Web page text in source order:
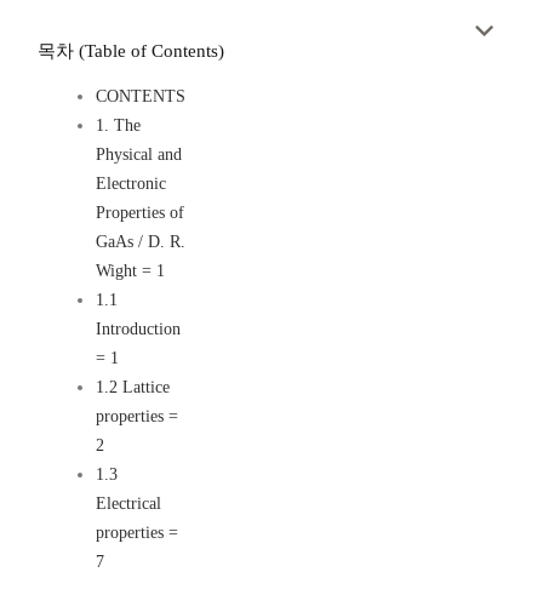
목차 (Table of Contents)
CONTENTS
1. The
Physical and
Electronic
Properties of
GaAs / D. R.
Wight = 1
1.1
Introduction
= 1
1.2 Lattice
properties =
2
1.3
Electrical
properties =
7